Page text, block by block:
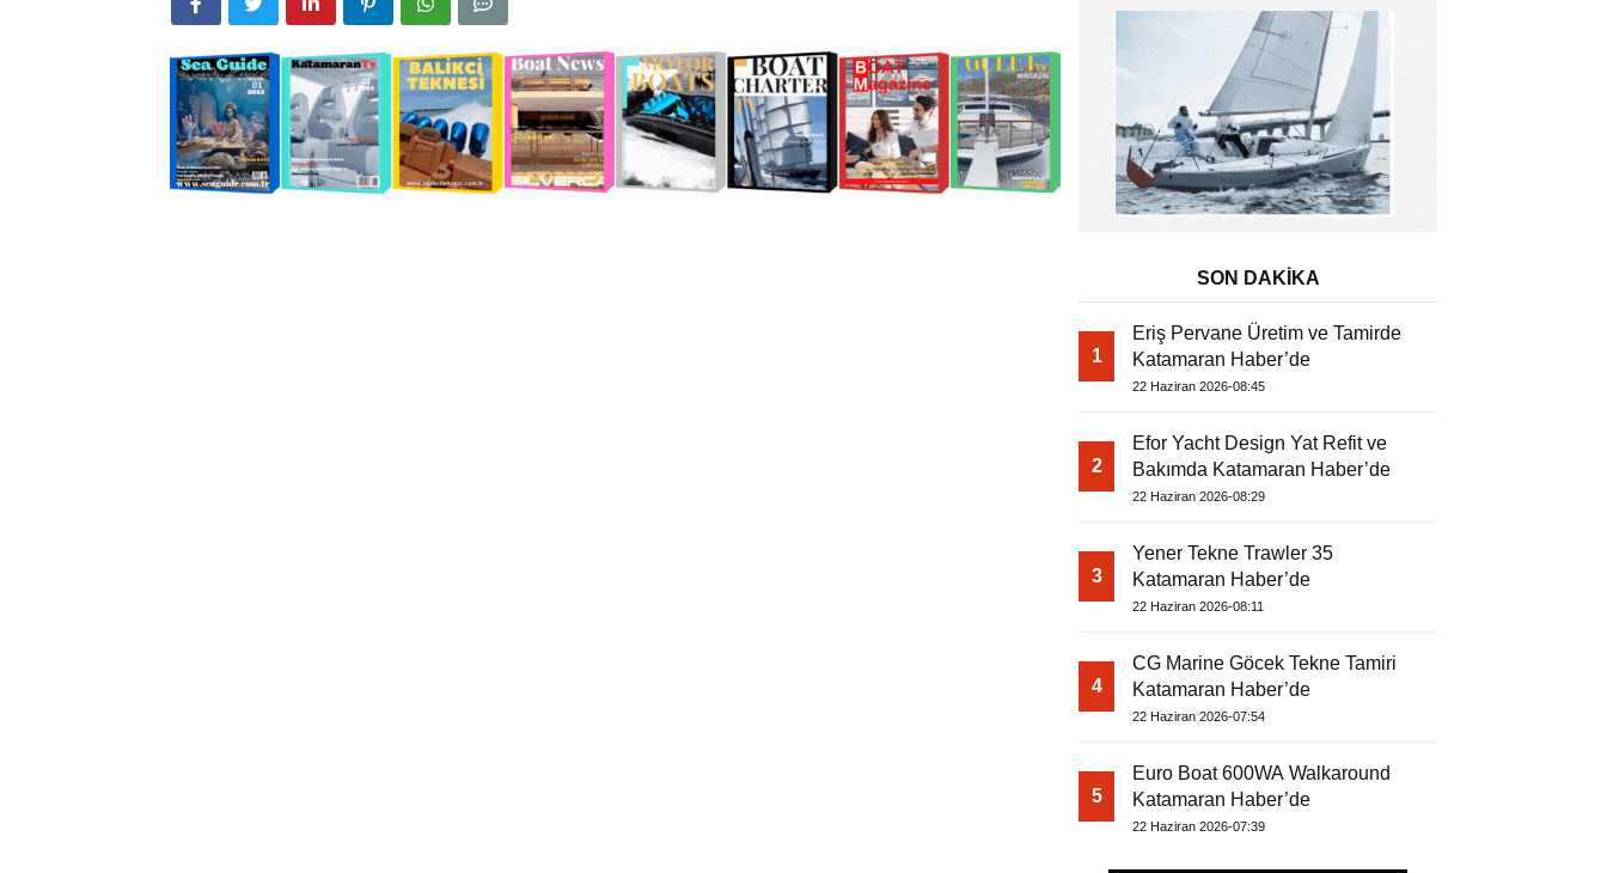
SON DAKİKA
1
Eriş Pervane Üretim ve Tamirde
Katamaran Haber’de
22 Haziran 2026-08:45
2
Efor Yacht Design Yat Refit ve
Bakımda Katamaran Haber’de
22 Haziran 2026-08:29
3
Yener Tekne Trawler 35
Katamaran Haber’de
22 Haziran 2026-08:11
4
CG Marine Göcek Tekne Tamiri
Katamaran Haber’de
22 Haziran 2026-07:54
5
Euro Boat 600WA Walkaround
Katamaran Haber’de
22 Haziran 2026-07:39